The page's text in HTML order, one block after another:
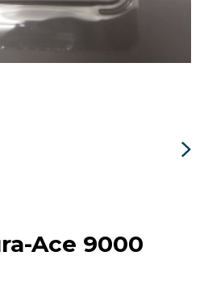
Ace 9000